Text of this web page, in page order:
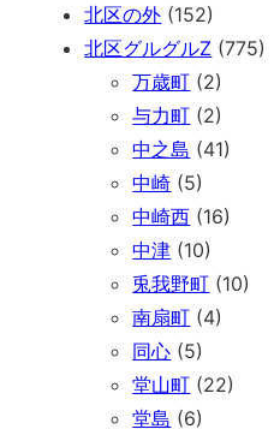
北区の外 (152)
北区グルグルZ (775)
万歳町 (2)
与力町 (2)
中之島 (41)
中崎 (5)
中崎西 (16)
中津 (10)
兎我野町 (10)
南扇町 (4)
同心 (5)
堂山町 (22)
堂島 (6)